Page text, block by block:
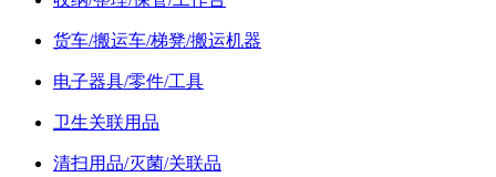
货车/搬运车/梯凳/搬运机器
电子器具/零件/工具
卫生关联用品
清扫用品/灭菌/关联品